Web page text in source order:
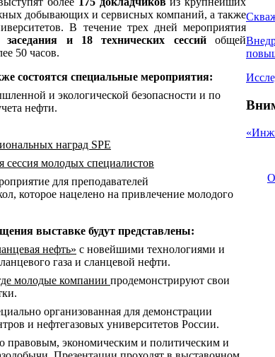
добывающих и сервисных компаний, а также
. В течение трех дней мероприятия
и 18 технических сессийобщей
50 часов.
состоятся специальные мероприятия:
и экологической безопасности и по
нефти.
наград SPE
сессия молодых специалистов
для преподавателей
которое нацелено на привлечение молодого
выставке будут представлены:
нефть» с новейшими технологиями и
газа и сланцевой нефти.
молодые компании продемонстрируют свои
организованная для демонстрации
и нефтегазовых университетов России.
правовым, экономическим и политическим и